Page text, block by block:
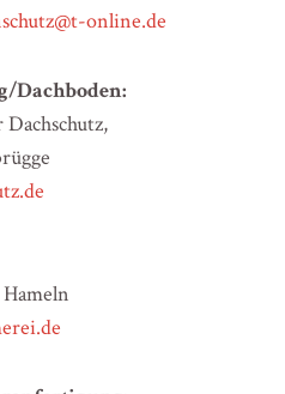
online.de
Dachboden: